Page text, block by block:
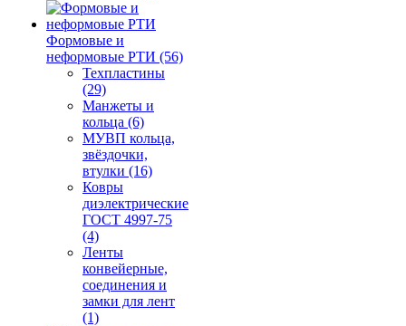
Формовые и
неформовые РТИ (56)
Техпластины
(29)
Манжеты и
кольца (6)
МУВП кольца,
звёздочки,
втулки (16)
Ковры
диэлектрические
ГОСТ 4997-75
(4)
Ленты
конвейерные,
соединения и
замки для лент
(1)